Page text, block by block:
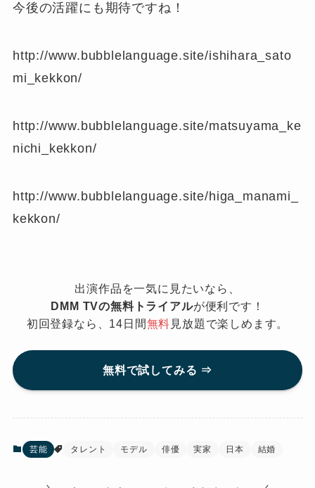
今後の活躍にも期待ですね！
http://www.bubblelanguage.site/ishihara_sato
mi_kekkon/
http://www.bubblelanguage.site/matsuyama_ke
nichi_kekkon/
http://www.bubblelanguage.site/higa_manami_
kekkon/
出演作品を一気に見たいなら、
DMM TVの無料トライアルが便利です！
初回登録なら、14日間無料 見放題で楽しめます。
無料で試してみる ⇒
芸能 タレント モデル 俳優 実家 日本 結婚